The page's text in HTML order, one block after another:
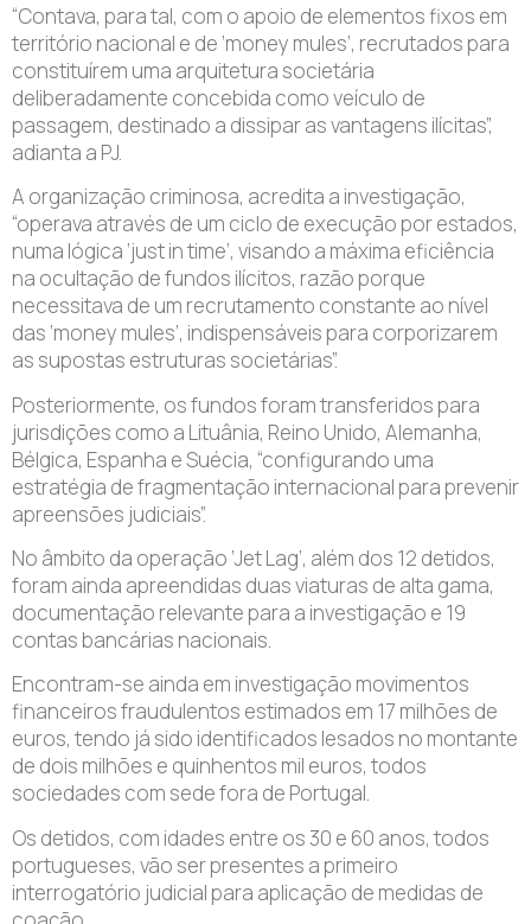
“Contava, para tal, com o apoio de elementos fixos em
território nacional e de ‘money mules’, recrutados para
constituírem uma arquitetura societária
deliberadamente concebida como veículo de
passagem, destinado a dissipar as vantagens ilícitas”,
adianta a PJ.
A organização criminosa, acredita a investigação,
“operava através de um ciclo de execução por estados,
numa lógica ‘just in time’, visando a máxima eficiência
na ocultação de fundos ilícitos, razão porque
necessitava de um recrutamento constante ao nível
das ‘money mules’, indispensáveis para corporizarem
as supostas estruturas societárias”.
Posteriormente, os fundos foram transferidos para
jurisdições como a Lituânia, Reino Unido, Alemanha,
Bélgica, Espanha e Suécia, “configurando uma
estratégia de fragmentação internacional para prevenir
apreensões judiciais”.
No âmbito da operação ‘Jet Lag’, além dos 12 detidos,
foram ainda apreendidas duas viaturas de alta gama,
documentação relevante para a investigação e 19
contas bancárias nacionais.
Encontram-se ainda em investigação movimentos
financeiros fraudulentos estimados em 17 milhões de
euros, tendo já sido identificados lesados no montante
de dois milhões e quinhentos mil euros, todos
sociedades com sede fora de Portugal.
Os detidos, com idades entre os 30 e 60 anos, todos
portugueses, vão ser presentes a primeiro
interrogatório judicial para aplicação de medidas de